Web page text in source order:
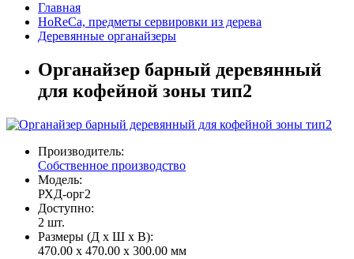
Главная
HoReCa, предметы сервировки из дерева
Деревянные органайзеры
Органайзер барный деревянный
для кофейной зоны тип2
Производитель:
Собственное производство
Модель:
РХД-орг2
Доступно:
2 шт.
Размеры (Д x Ш x В):
470.00 x 470.00 x 300.00 мм